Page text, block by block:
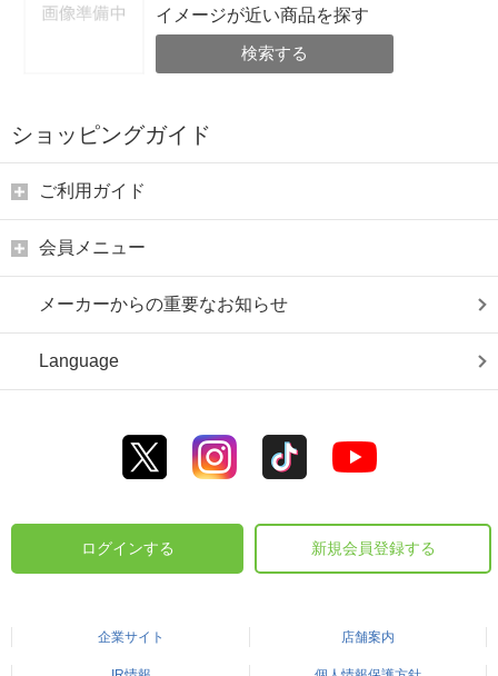
イメージが近い商品を探す
検索する
ショッピングガイド
ご利用ガイド
会員メニュー
メーカーからの重要なお知らせ
Language
ログインする 新規会員登録する
企業サイト 店舗案内